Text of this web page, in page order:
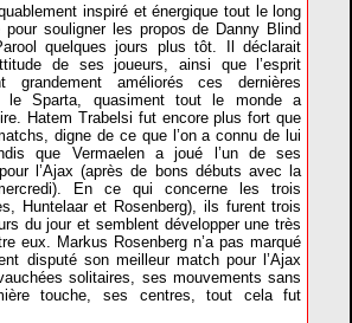
inspiré et énergique tout le long
souligner les propos de Danny Blind
quelques jours plus tôt. Il déclarait
de ses joueurs, ainsi que l’esprit
grandement améliorés ces dernières
le Sparta, quasiment tout le monde a
Hatem Trabelsi fut encore plus fort que
digne de ce que l’on a connu de lui
que Vermaelen a joué l’un de ses
l’Ajax (après de bons débuts avec la
En ce qui concerne les trois
Huntelaar et Rosenberg), ils furent trois
du jour et semblent développer une très
eux. Markus Rosenberg n’a pas marqué
disputé son meilleur match pour l’Ajax
solitaires, ses mouvements sans
touche, ses centres, tout cela fut